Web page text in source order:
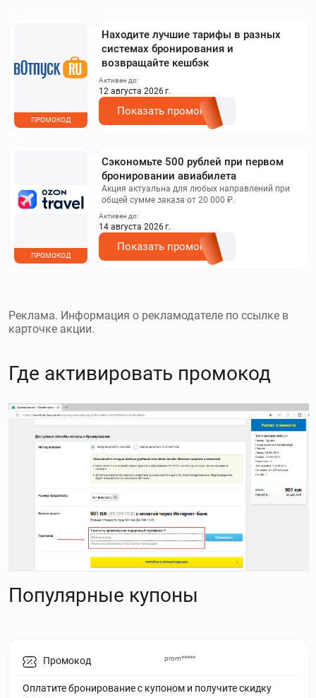
Находите лучшие тарифы в разных
системах бронирования и
возвращайте кешбэк
ПРОМОКОД
Активен до:
12 августа 2026 г.
Показать промокод
Сэкономьте 500 рублей при первом
бронировании авиабилета
Акция актуальна для любых направлений при
общей сумме заказа от 20 000 ₽.
ПРОМОКОД
Активен до:
14 августа 2026 г.
Показать промокод
Реклама. Информация о рекламодателе по ссылке в
карточке акции.
Где активировать промокод
Популярные купоны
Промокод
Оплатите бронирование с купоном и получите скидку
prom*****